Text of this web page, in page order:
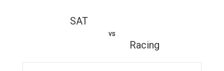
SAT
vs
Racing